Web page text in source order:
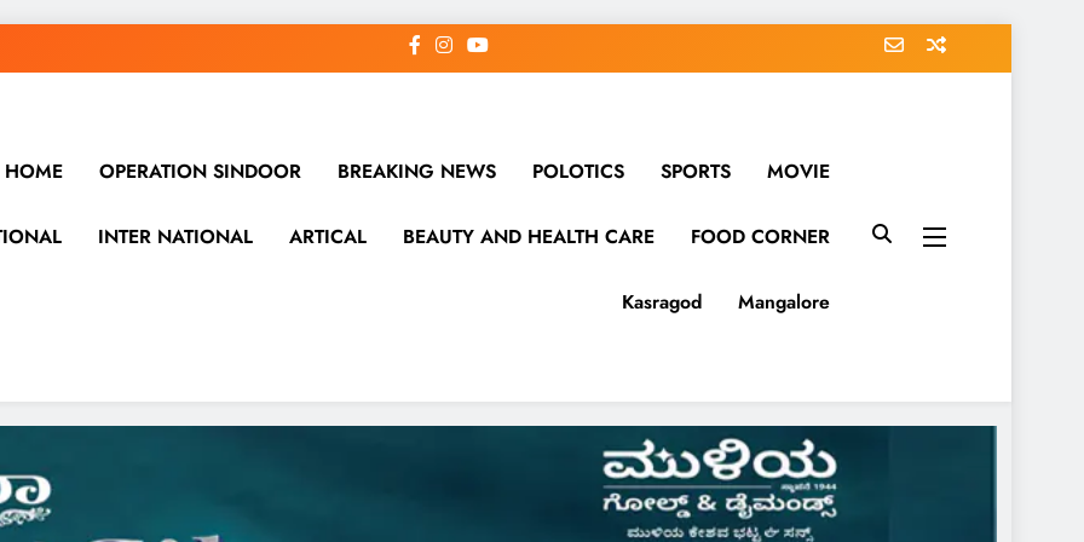
HOME OPERATION SINDOOR BREAKING NEWS POLOTICS SPORTS MOVIE
INTER NATIONAL ARTICAL BEAUTY AND HEALTH CARE FOOD CORNER
Kasragod Mangalore